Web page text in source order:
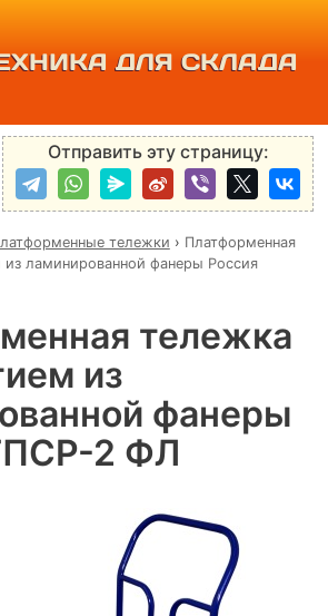
ДЛЯ СКЛАДА
Отправить эту страницу:
тележки › Платформенная
ламинированной фанеры Россия
тележка
из
фанеры
2 ФЛ